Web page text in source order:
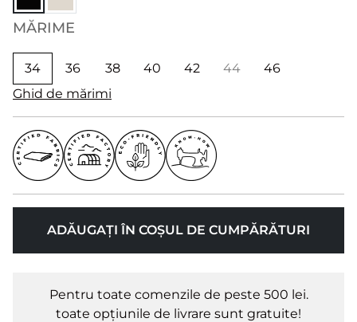
MĂRIME
34 36 38 40 42 44
46
Ghid de mărimi
ADĂUGAȚI ÎN COȘUL DE CUMPĂRĂTURI
Pentru toate comenzile de peste 500 lei.
toate opțiunile de livrare sunt gratuite!